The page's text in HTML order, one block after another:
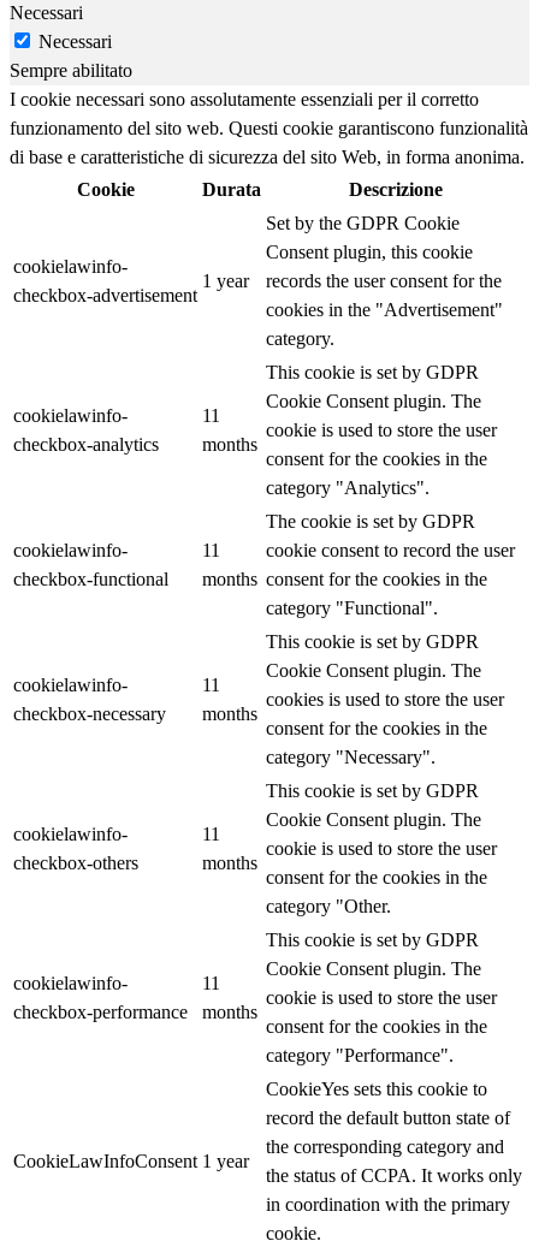
Necessari
Necessari
Sempre abilitato
I cookie necessari sono assolutamente essenziali per il corretto
funzionamento del sito web. Questi cookie garantiscono funzionalità
di base e caratteristiche di sicurezza del sito Web, in forma anonima.
Cookie
Durata Descrizione
cookielawinfo-
checkbox-advertisement
1 year
Set by the GDPR Cookie
Consent plugin, this cookie
records the user consent for the
cookies in the "Advertisement"
category.
cookielawinfo-
checkbox-analytics
11
months
This cookie is set by GDPR
Cookie Consent plugin. The
cookie is used to store the user
consent for the cookies in the
category "Analytics".
cookielawinfo-
checkbox-functional
11
months
The cookie is set by GDPR
cookie consent to record the user
consent for the cookies in the
category "Functional".
cookielawinfo-
checkbox-necessary
11
months
This cookie is set by GDPR
Cookie Consent plugin. The
cookies is used to store the user
consent for the cookies in the
category "Necessary".
cookielawinfo-
checkbox-others
11
months
This cookie is set by GDPR
Cookie Consent plugin. The
cookie is used to store the user
consent for the cookies in the
category "Other.
cookielawinfo-
checkbox-performance
11
months
This cookie is set by GDPR
Cookie Consent plugin. The
cookie is used to store the user
consent for the cookies in the
category "Performance".
CookieLawInfoConsent 1 year
CookieYes sets this cookie to
record the default button state of
the corresponding category and
the status of CCPA. It works only
in coordination with the primary
cookie.